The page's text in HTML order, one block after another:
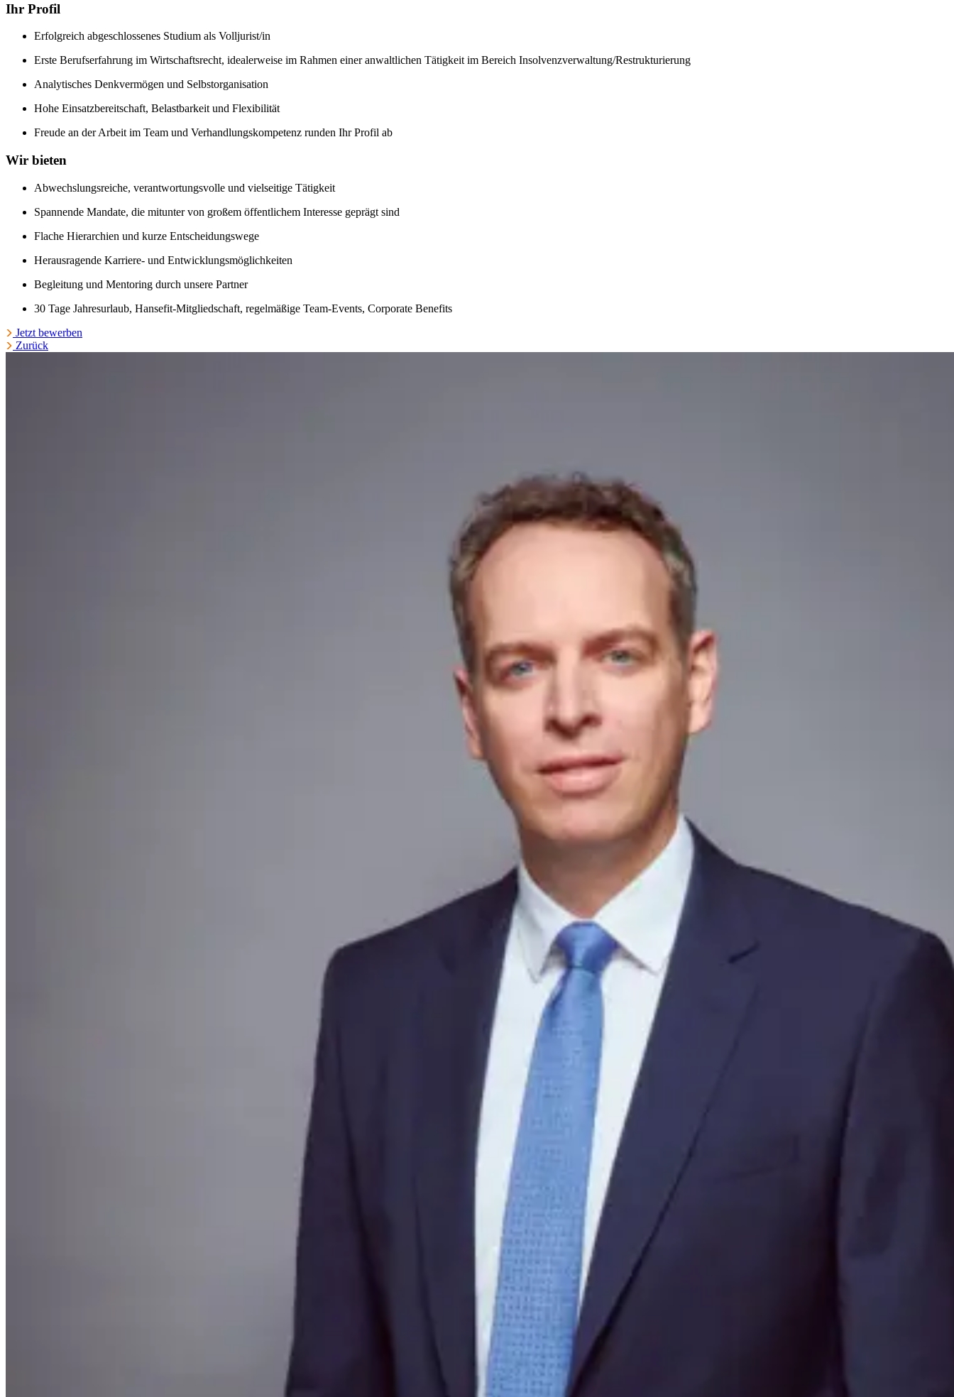
Ihr Profil
Erfolgreich abgeschlossenes Studium als Volljurist/in
Erste Berufserfahrung im Wirtschaftsrecht, idealerweise im Rahmen einer anwaltlichen Tätigkeit im Bereich Insolvenzverwaltung/Restrukturierung
Analytisches Denkvermögen und Selbstorganisation
Hohe Einsatzbereitschaft, Belastbarkeit und Flexibilität
Freude an der Arbeit im Team und Verhandlungskompetenz runden Ihr Profil ab
Wir bieten
Abwechslungsreiche, verantwortungsvolle und vielseitige Tätigkeit
Spannende Mandate, die mitunter von großem öffentlichem Interesse geprägt sind
Flache Hierarchien und kurze Entscheidungswege
Herausragende Karriere- und Entwicklungsmöglichkeiten
Begleitung und Mentoring durch unsere Partner
30 Tage Jahresurlaub, Hansefit-Mitgliedschaft, regelmäßige Team-Events, Corporate Benefits
Jetzt bewerben
Zurück